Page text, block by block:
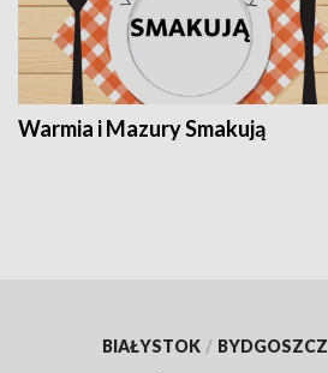
Warmia i Mazury Smakują
BIAŁYSTOK / BYDGOSZCZ